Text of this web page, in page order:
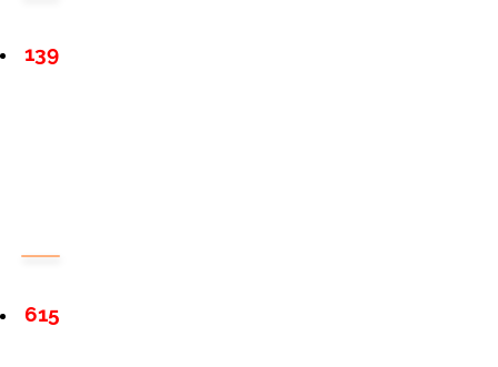
139
615